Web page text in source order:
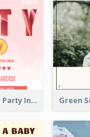
Photo Typography Party Invitation Design Templates